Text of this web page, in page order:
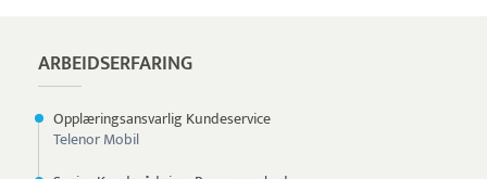
ARBEIDSERFARING
Opplæringsansvarlig Kundeservice
Telenor Mobil